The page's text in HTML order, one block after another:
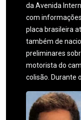
da Avenida
com
placa brasileira
também de
preliminares
motorista do
colisão. Durante